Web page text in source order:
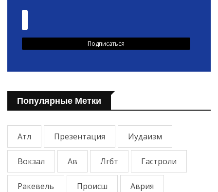
Популярные Метки
Атл Презентация Иудаизм
Вокзал Ав Лгбт Гастроли
Ракевель Происш Аврия